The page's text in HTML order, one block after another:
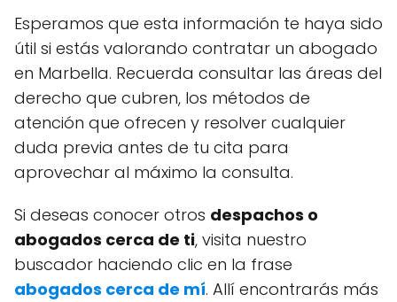
Esperamos que esta información te haya sido
útil si estás valorando contratar un abogado
en Marbella. Recuerda consultar las áreas del
derecho que cubren, los métodos de
atención que ofrecen y resolver cualquier
duda previa antes de tu cita para
aprovechar al máximo la consulta.
Si deseas conocer otros despachos o
abogados cerca de ti, visita nuestro
buscador haciendo clic en la frase
abogados cerca de mí. Allí encontrarás más